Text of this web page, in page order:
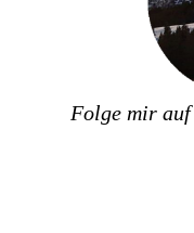
Folge mir auf